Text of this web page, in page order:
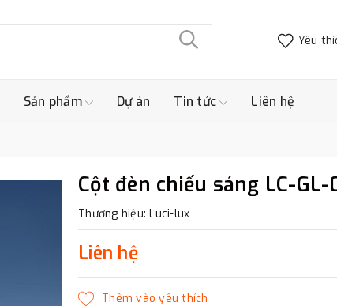
Yêu
Sản phẩm Dự án Tin tức Liên hệ
Cột đèn chiếu sáng LC-GL-
Thương hiệu: Luci-lux
Liên hệ